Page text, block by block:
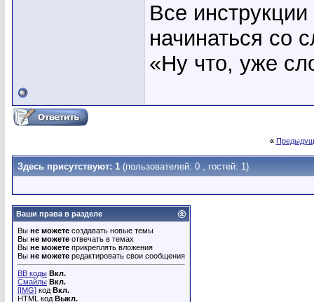
Все
начинаться со
«Ну что, уже
«
Здесь присутствуют: 1 (пользователей: 0 , гостей: 1)
Ваши права в разделе
Вы не можете создавать новые темы
Вы не можете отвечать в темах
Вы не можете прикреплять вложения
Вы не можете редактировать свои сообщения
BB коды Вкл.
Смайлы Вкл.
[IMG] код Вкл.
HTML код Выкл.